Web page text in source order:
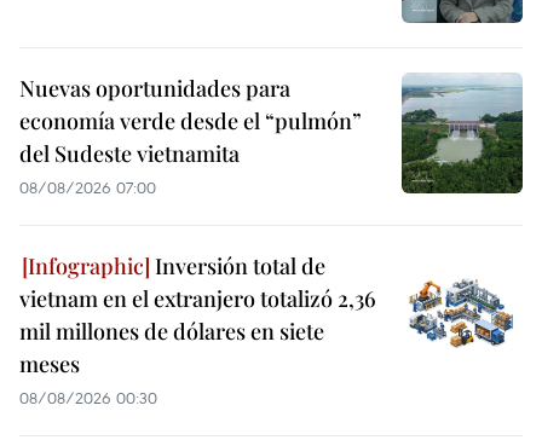
Nuevas oportunidades para
economía verde desde el “pulmón”
del Sudeste vietnamita
08/08/2026 07:00
Inversión total de
vietnam en el extranjero totalizó 2,36
mil millones de dólares en siete
meses
08/08/2026 00:30